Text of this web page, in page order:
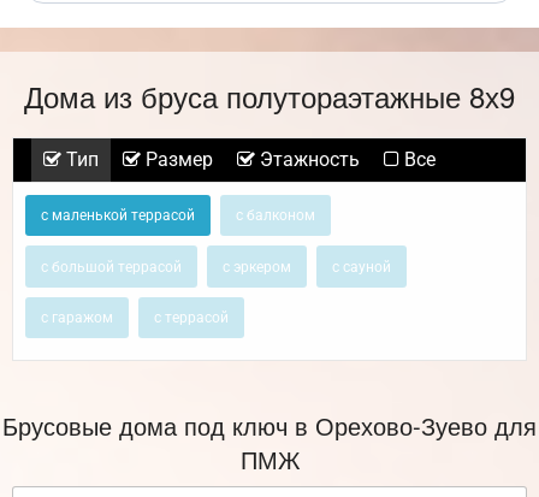
Дома из бруса полутораэтажные 8х9
Тип Размер Этажность Все
с маленькой террасой с балконом
с большой террасой с эркером с сауной
с гаражом с террасой
Брусовые дома под ключ в Орехово-Зуево для
ПМЖ